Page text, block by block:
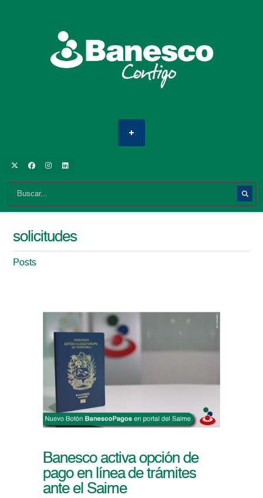
solicitudes
Posts
Banesco activa opción de
pago en línea de trámites
ante el Saime